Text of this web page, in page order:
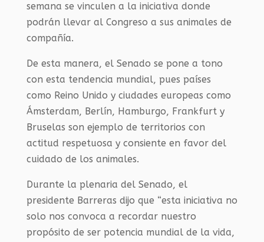
semana se vinculen a la iniciativa donde
podrán llevar al Congreso a sus animales de
compañía.
De esta manera, el Senado se pone a tono
con esta tendencia mundial, pues países
como Reino Unido y ciudades europeas como
Ámsterdam, Berlín, Hamburgo, Frankfurt y
Bruselas son ejemplo de territorios con
actitud respetuosa y consiente en favor del
cuidado de los animales.
Durante la plenaria del Senado, el
presidente Barreras dijo que “esta iniciativa no
solo nos convoca a recordar nuestro
propósito de ser potencia mundial de la vida,